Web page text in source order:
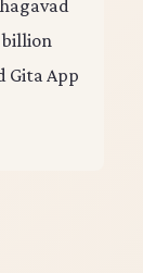
billion
Gita App